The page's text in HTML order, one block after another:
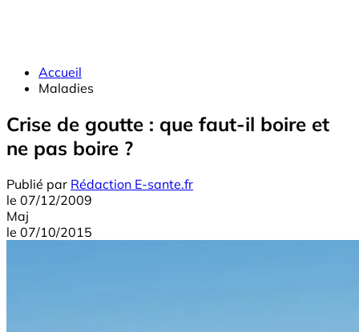
Accueil
Maladies
Crise de goutte : que faut-il boire et
ne pas boire ?
Publié par Rédaction E-sante.fr
le 07/12/2009
Maj
le 07/10/2015